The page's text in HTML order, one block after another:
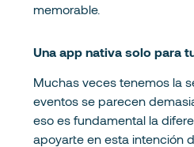
memorable.
Una app nativa solo para
Muchas veces tenemos la
eventos se parecen
eso es fundamental la
apoyarte en esta intención